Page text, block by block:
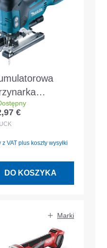
Makita 18
akumulatora i
regularna:
€
z VAT plus koszty wysyłki
DO KOSZYKA
Marki